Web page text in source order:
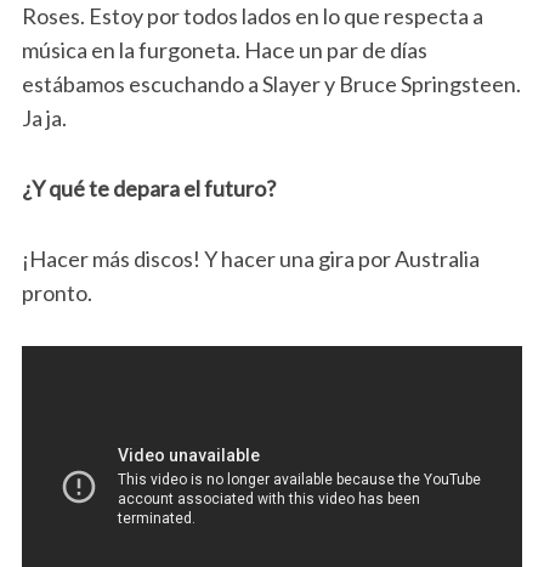
Roses. Estoy por todos lados en lo que respecta a
música en la furgoneta. Hace un par de días
estábamos escuchando a Slayer y Bruce Springsteen.
Ja ja.
¿Y qué te depara el futuro?
¡Hacer más discos! Y hacer una gira por Australia
pronto.